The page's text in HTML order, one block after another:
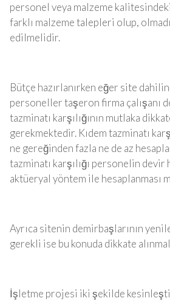
personel veya malzeme
farklı malzeme talepleri olup,
edilmelidir.
Bütçe hazırlanırken eğer site
personeller taşeron firma çalışanı
tazminatı karşılığının mutlaka
gerekmektedir. Kıdem tazminatı
ne gereğinden fazla ne de az
tazminatı karşılığı personelin devir
aktüeryal yöntem ile hesaplanması
Ayrıca sitenin demirbaşlarının
gerekli ise bu konuda dikkate
İşletme projesi iki şekilde